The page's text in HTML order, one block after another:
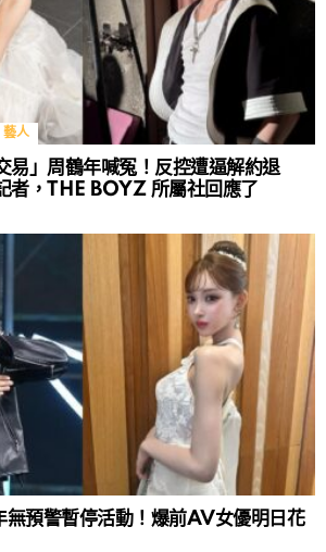
藝人
易」周鶴年喊冤！反控遭逼解約退
者，THE BOYZ 所屬社回應了
預警暫停活動！爆前AV女優明日花